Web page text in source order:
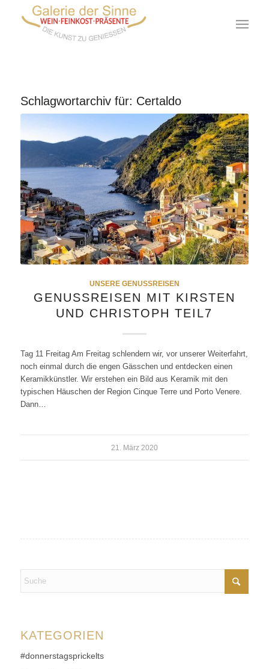
Schlagwortarchiv für: Certaldo
UNSERE GENUSSREISEN
GENUSSREISEN MIT KIRSTEN
UND CHRISTOPH TEIL7
Tag 11 Freitag Am Freitag schlendern wir, vor unserer Weiterfahrt,
noch einmal durch die engen Gässchen und entdecken einen
Keramikkünstler. Wir erstehen ein Bild aus Keramik mit den
typischen Häuschen der Region Cinque Terre und Porto Venere.
Dann…
21. März 2020
KATEGORIEN
#donnerstagsprickelts